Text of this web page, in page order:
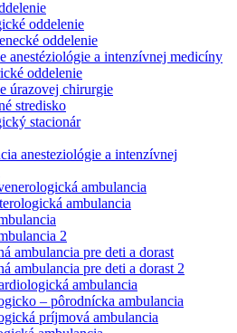
oddelenie
oddelenie
anestéziológie a intenzívnej medicíny
oddelenie
úrazovej chirurgie
stredisko
stacionár
anesteziológie a intenzívnej
ambulancia
ambulancia
2
ambulancia pre deti a dorast
ambulancia pre deti a dorast 2
ambulancia
– pôrodnícka ambulancia
príjmová ambulancia